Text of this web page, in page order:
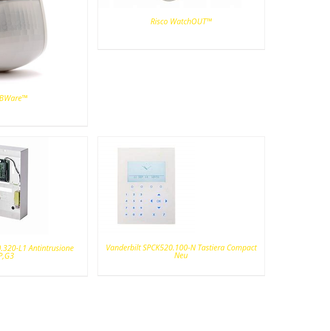
Risco WatchOUT™
L1 Antintrusione Vanderbilt SPCK520.100-N Tastiera Compact
Neu